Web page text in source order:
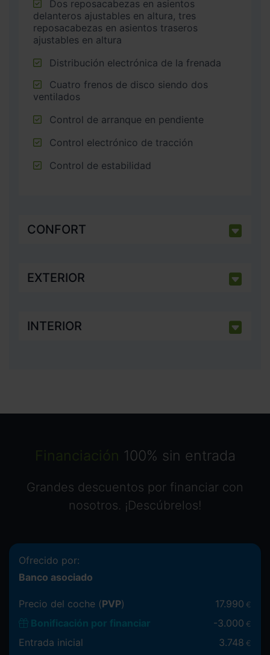
delanteros ajustables en altura, tres
reposacabezas en asientos traseros
ajustables en altura
Distribución electrónica de la frenada
ventilados
Control de arranque en pendiente
Control electrónico de tracción
Control de estabilidad
CONFORT
EXTERIOR
INTERIOR
Financiación 100% sin entrada
Grandes descuentos por financiar con
nosotros. ¡Descúbrelos!
Ofrecido por:
Banco asociado
Precio del coche (PVP) 17.990 €
Bonificación por financiar -3.000 €
Entrada inicial 3.748 €